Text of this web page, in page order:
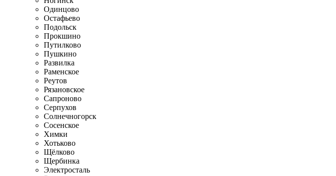
Одинцово
Остафьево
Подольск
Прокшино
Путилково
Пушкино
Развилка
Раменское
Реутов
Рязановское
Сапроново
Серпухов
Солнечногорск
Сосенское
Химки
Хотьково
Щёлково
Щербинка
Электросталь